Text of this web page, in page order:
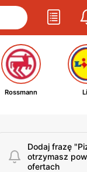
Rossmann
Dodaj frazę
otrzymasz
ofertach